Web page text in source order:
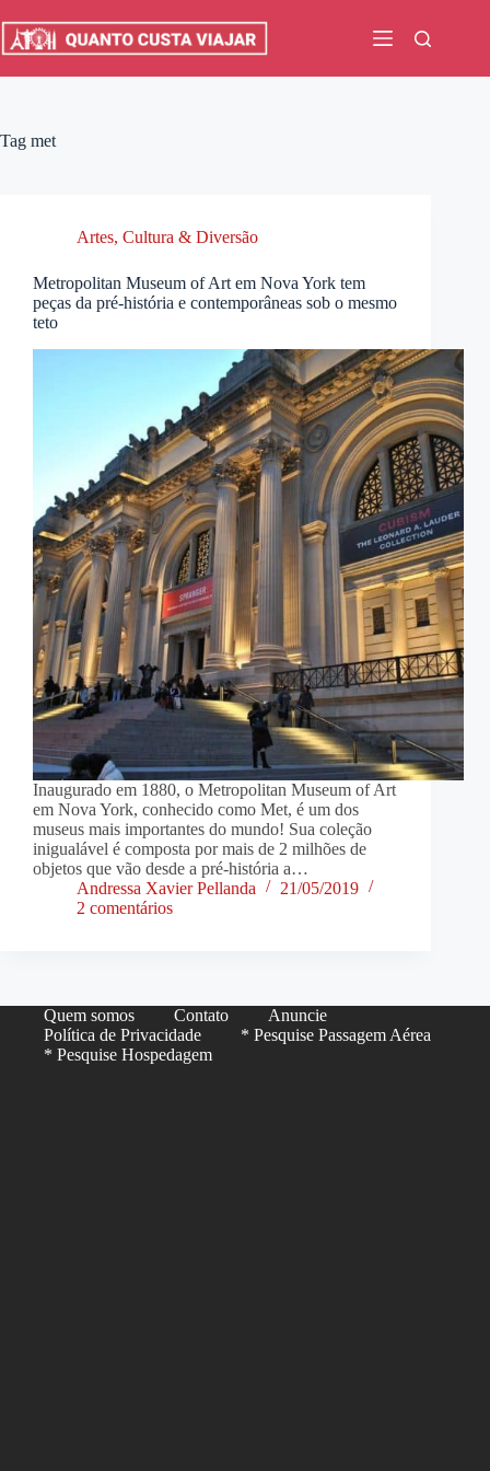
para
Tag met
Artes, Cultura & Diversão
Metropolitan Museum of Art em Nova York tem
peças da pré-história e contemporâneas sob o mesmo
teto
Inaugurado em 1880, o Metropolitan Museum of Art
em Nova York, conhecido como Met, é um dos
museus mais importantes do mundo! Sua coleção
inigualável é composta por mais de 2 milhões de
objetos que vão desde a pré-história a…
Andressa Xavier Pellanda
21/05/2019
2 comentários
Quem somos Contato
Anuncie
Política de Privacidade
* Pesquise Passagem Aérea
* Pesquise Hospedagem